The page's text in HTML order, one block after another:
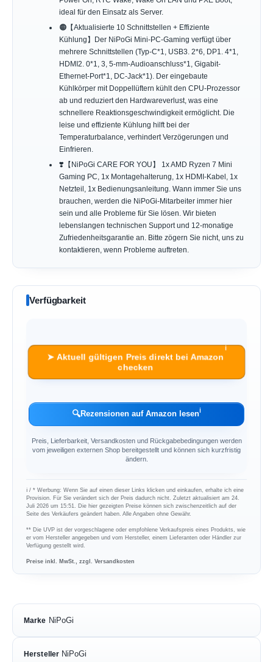
ideal für den Einsatz als Server.
🟠【Aktualisierte 10 Schnittstellen + Effiziente
Kühlung】Der NiPoGi Mini-PC-Gaming verfügt über
mehrere Schnittstellen (Typ-C*1, USB3. 2*6, DP1. 4*1,
HDMI2. 0*1, 3, 5-mm-Audioanschluss*1, Gigabit-
Ethernet-Port*1, DC-Jack*1). Der eingebaute
Kühlkörper mit Doppellüftern kühlt den CPU-Prozessor
ab und reduziert den Hardwareverlust, was eine
schnellere Reaktionsgeschwindigkeit ermöglicht. Die
leise und effiziente Kühlung hilft bei der
Temperaturbalance, verhindert Verzögerungen und
Einfrieren.
❣️【NiPoGi CARE FOR YOU】 1x AMD Ryzen 7 Mini
Gaming PC, 1x Montagehalterung, 1x HDMI-Kabel, 1x
Netzteil, 1x Bedienungsanleitung. Wann immer Sie uns
brauchen, werden die NiPoGi-Mitarbeiter immer hier
sein und alle Probleme für Sie lösen. Wir bieten
lebenslangen technischen Support und 12-monatige
Zufriedenheitsgarantie an. Bitte zögern Sie nicht, uns zu
kontaktieren, wenn Probleme auftreten.
Verfügbarkeit
➤ Aktuell gültigen Preis direkt bei Amazon
checken
ℹ︎
🔍Rezensionen auf Amazon lesenℹ︎
Preis, Lieferbarkeit, Versandkosten und Rückgabebedingungen werden
vom jeweiligen externen Shop bereitgestellt und können sich kurzfristig
ändern.
ℹ︎ / * Werbung: Wenn Sie auf einen dieser Links klicken und einkaufen, erhalte ich eine
Provision. Für Sie verändert sich der Preis dadurch nicht. Zuletzt aktualisiert am 24.
Juli 2026 um 15:51. Die hier gezeigten Preise können sich zwischenzeitlich auf der
Seite des Verkäufers geändert haben. Alle Angaben ohne Gewähr.
** Die UVP ist der vorgeschlagene oder empfohlene Verkaufspreis eines Produkts, wie
er vom Hersteller angegeben und vom Hersteller, einem Lieferanten oder Händler zur
Verfügung gestellt wird.
Preise inkl. MwSt., zzgl. Versandkosten
Marke NiPoGi
Hersteller NiPoGi